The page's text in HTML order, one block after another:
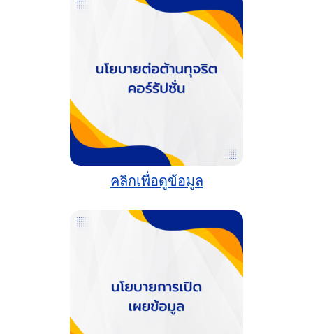
คลิกเพื่อดูข้อมูล